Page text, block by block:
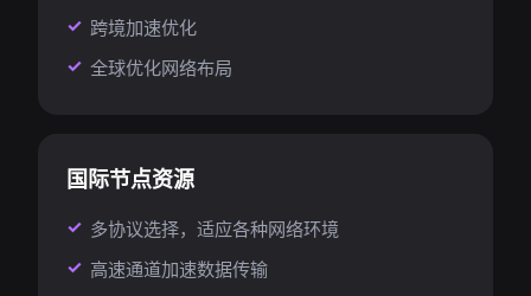
跨境加速优化
全球优化网络布局
国际节点资源
多协议选择，适应各种网络环境
高速通道加速数据传输